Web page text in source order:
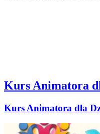
Kurs Animatora
Kurs Animatora dla